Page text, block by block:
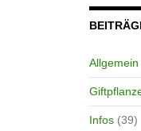
Allgemein
Infos(39)